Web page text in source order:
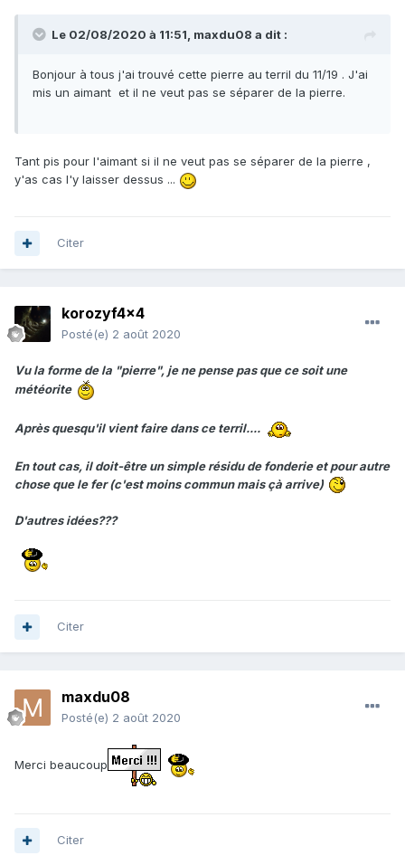
Le 02/08/2020 à 11:51, maxdu08 a dit :
Bonjour à tous j'ai trouvé cette pierre au terril du 11/19 . J'ai
mis un aimant et il ne veut pas se séparer de la pierre.
Tant pis pour l'aimant si il ne veut pas se séparer de la pierre ,
y'as cas l'y laisser dessus ...
Citer
korozyf4x4
Posté(e) 2 août 2020
Vu la forme de la "pierre", je ne pense pas que ce soit une
météorite
Après quesqu'il vient faire dans ce terril....
En tout cas, il doit-être un simple résidu de fonderie et pour autre
chose que le fer (c'est moins commun mais çà arrive)
D'autres idées???
Citer
maxdu08
Posté(e) 2 août 2020
Merci beaucoup
Citer